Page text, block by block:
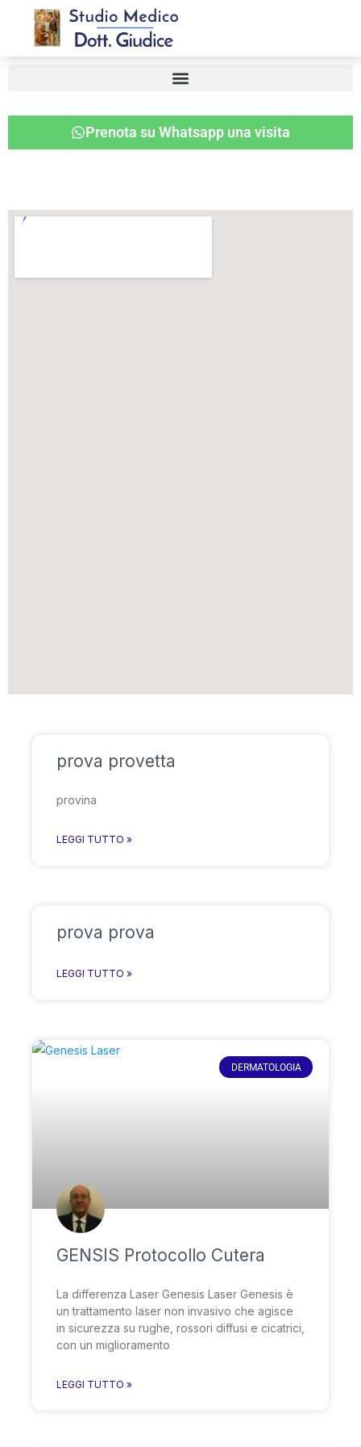
Prenota su Whatsapp una visita
prova provetta
provina
LEGGI TUTTO »
prova prova
LEGGI TUTTO »
DERMATOLOGIA
GENSIS Protocollo Cutera
La differenza Laser Genesis Laser Genesis è
un trattamento laser non invasivo che agisce
in sicurezza su rughe, rossori diffusi e cicatrici,
con un miglioramento
LEGGI TUTTO »